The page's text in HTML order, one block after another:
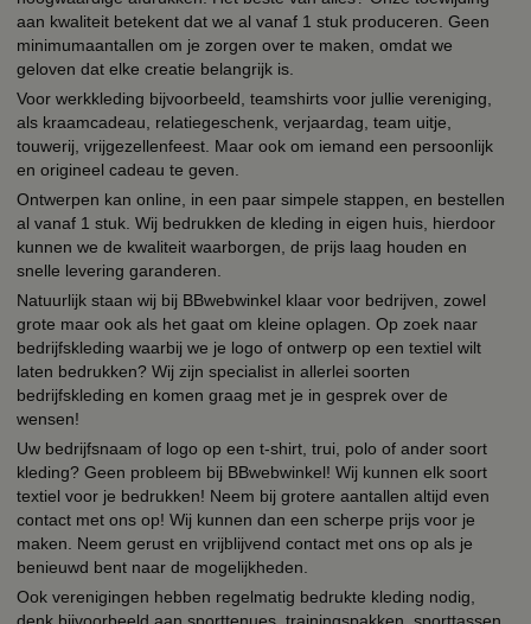
aan kwaliteit betekent dat we al vanaf 1 stuk produceren. Geen
minimumaantallen om je zorgen over te maken, omdat we
geloven dat elke creatie belangrijk is.
Voor werkkleding bijvoorbeeld, teamshirts voor jullie vereniging,
als kraamcadeau, relatiegeschenk, verjaardag, team uitje,
touwerij, vrijgezellenfeest. Maar ook om iemand een persoonlijk
en origineel cadeau te geven.
Ontwerpen kan online, in een paar simpele stappen, en bestellen
al vanaf 1 stuk. Wij bedrukken de kleding in eigen huis, hierdoor
kunnen we de kwaliteit waarborgen, de prijs laag houden en
snelle levering garanderen.
Natuurlijk staan wij bij BBwebwinkel klaar voor bedrijven, zowel
grote maar ook als het gaat om kleine oplagen. Op zoek naar
bedrijfskleding waarbij we je logo of ontwerp op een textiel wilt
laten bedrukken? Wij zijn specialist in allerlei soorten
bedrijfskleding en komen graag met je in gesprek over de
wensen!
Uw bedrijfsnaam of logo op een t-shirt, trui, polo of ander soort
kleding? Geen probleem bij BBwebwinkel! Wij kunnen elk soort
textiel voor je bedrukken! Neem bij grotere aantallen altijd even
contact met ons op! Wij kunnen dan een scherpe prijs voor je
maken. Neem gerust en vrijblijvend contact met ons op als je
benieuwd bent naar de mogelijkheden.
Ook verenigingen hebben regelmatig bedrukte kleding nodig,
denk bijvoorbeeld aan sporttenues, trainingspakken, sporttassen,